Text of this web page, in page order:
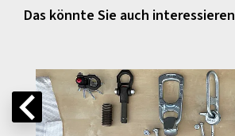
Das könnte Sie auch interessieren